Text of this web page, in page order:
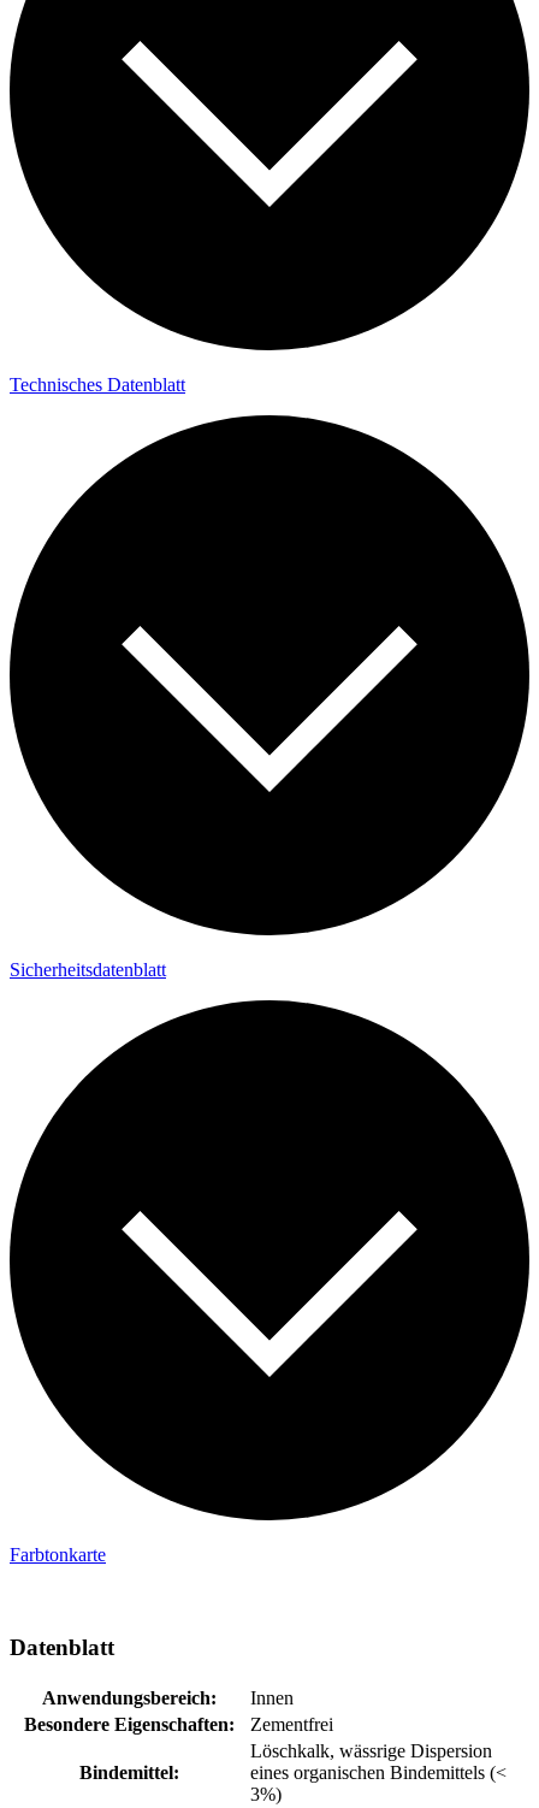
Technisches Datenblatt
Sicherheitsdatenblatt
Farbtonkarte
Datenblatt
Anwendungsbereich:
Innen
Besondere Eigenschaften:
Zementfrei
Bindemittel:
Löschkalk, wässrige Dispersion
eines organischen Bindemittels (<
3%)